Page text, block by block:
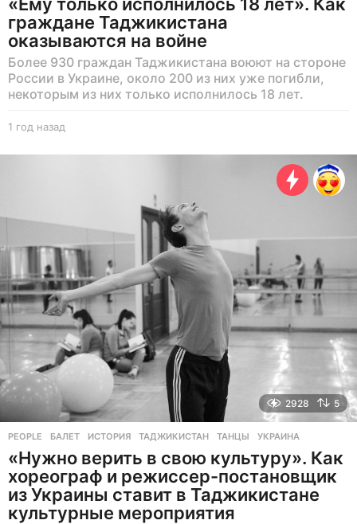
«Ему только исполнилось 18 лет». Как
граждане Таджикистана
оказываются на войне
Более 930 граждан Таджикистана воюют на стороне
России в Украине, около 200 из них уже погибли,
некоторым из них только исполнилось 18 лет.
1 год назад
о
д
2928 5
PEOPLE БАЛЕТ ,ИСТОРИЯ ,ТАДЖИКИСТАН ,ТАНЦЫ ,УКРАИНА
«Нужно верить в свою культуру». Как
хореограф и режиссер-постановщик
из Украины ставит в Таджикистане
культурные мероприятия